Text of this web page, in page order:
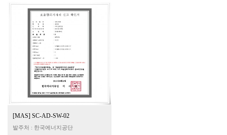
[MAS] SC-AD-SW-02
발주처 : 한국에너지공단